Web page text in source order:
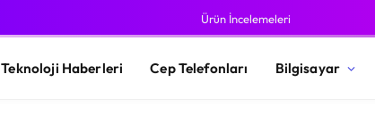
Ürün İncelemeleri
Teknoloji Haberleri Cep Telefonları Bilgisayar